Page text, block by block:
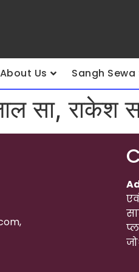
About Us Sangh Sewa
सा, राकेश